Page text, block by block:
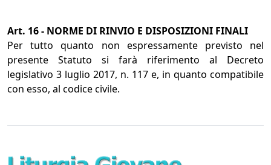
Art. 16 - NORME DI RINVIO E DISPOSIZIONI FINALI
Per tutto quanto non espressamente previsto nel
presente Statuto si farà riferimento al Decreto
legislativo 3 luglio 2017, n. 117 e, in quanto compatibile
con esso, al codice civile.